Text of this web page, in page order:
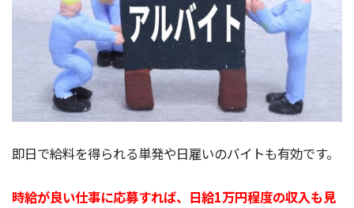
即日で給料を得られる単発や日雇いのバイトも有効です。
時給が良い仕事に応募すれば、日給1万円程度の収入も見